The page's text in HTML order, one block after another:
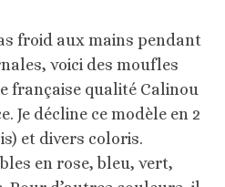
froid aux mains pendant
voici des moufles
française qualité Calinou
Je décline ce modèle en 2
et divers coloris.
en rose, bleu, vert,